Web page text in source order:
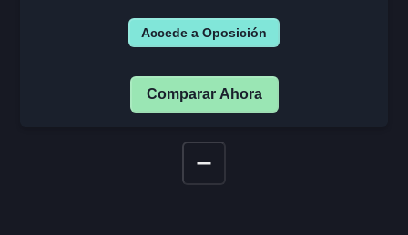
Accede a Oposición
Comparar Ahora